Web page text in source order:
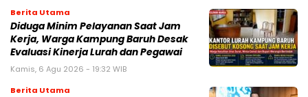
Berita Utama
Diduga Minim Pelayanan Saat Jam
Kerja, Warga Kampung Baruh Desak
Evaluasi Kinerja Lurah dan Pegawai
Kamis, 6 Agu 2026 - 19:32 WIB
Berita Utama